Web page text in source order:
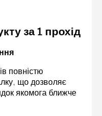
за 1 прохід
повністю
що дозволяє
якомога ближче